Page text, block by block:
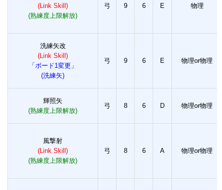
(Link Skill)
(熟練度上限解放)
弓 9 6 E 物理
洗練矢改
(Link Skill)
「ボード1変更」
(洗練矢)
弓 9 6 E 物理or物理
輝照矢
(熟練度上限解放)
弓 8 6 D 物理or物理
風撃射
(Link Skill)
(熟練度上限解放)
弓 8 6 A 物理or物理